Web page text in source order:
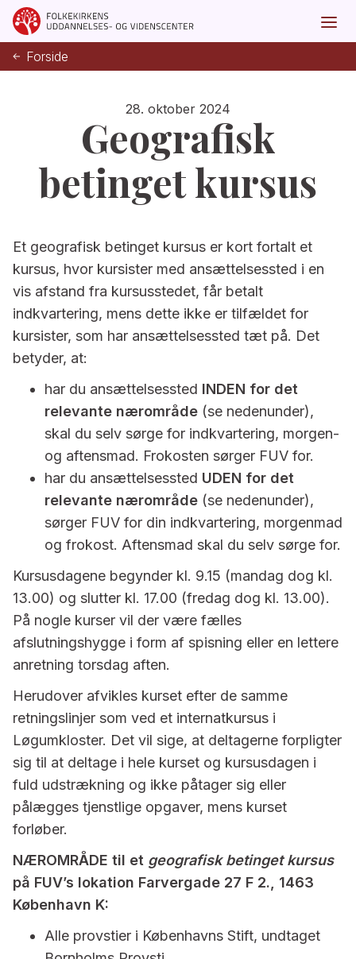
Forside
28. oktober 2024
Geografisk
betinget kursus
Et geografisk betinget kursus er kort fortalt et
kursus, hvor kursister med ansættelsessted i en
vis afstand fra kursusstedet, får betalt
indkvartering, mens dette ikke er tilfældet for
kursister, som har ansættelsessted tæt på. Det
betyder, at:
har du ansættelsessted INDEN for det
relevante nærområde (se nedenunder),
skal du selv sørge for indkvartering, morgen-
og aftensmad. Frokosten sørger FUV for.
har du ansættelsessted UDEN for det
relevante nærområde (se nedenunder),
sørger FUV for din indkvartering, morgenmad
og frokost. Aftensmad skal du selv sørge for.
Kursusdagene begynder kl. 9.15 (mandag dog kl.
13.00) og slutter kl. 17.00 (fredag dog kl. 13.00).
På nogle kurser vil der være fælles
afslutningshygge i form af spisning eller en lettere
anretning torsdag aften.
Herudover afvikles kurset efter de samme
retningslinjer som ved et internatkursus i
Løgumkloster. Det vil sige, at deltagerne forpligter
sig til at deltage i hele kurset og kursusdagen i
fuld udstrækning og ikke påtager sig eller
pålægges tjenstlige opgaver, mens kurset
forløber.
NÆROMRÅDE til et geografisk betinget kursus
på FUV’s lokation Farvergade 27 F 2., 1463
København K:
Alle provstier i Københavns Stift, undtaget